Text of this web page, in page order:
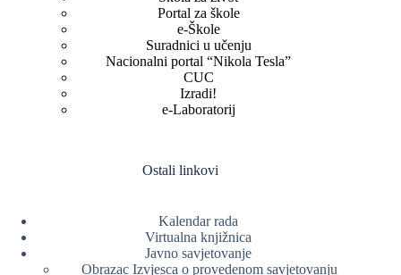
Portal za škole
e-Škole
Suradnici u učenju
Nacionalni portal “Nikola Tesla”
CUC
Izradi!
e-Laboratorij
Ostali linkovi
Kalendar rada
Virtualna knjižnica
Javno savjetovanje
Obrazac Izvjesca o provedenom savjetovanju